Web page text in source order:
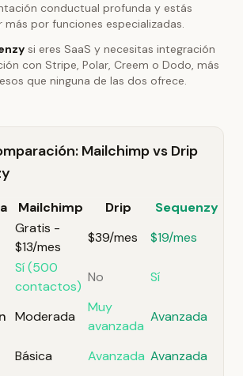
conductual profunda y estás
por funciones especializadas.
si eres SaaS y necesitas integración
con Stripe, Polar, Creem o Dodo, más
que ninguna de las dos ofrece.
Mailchimp vs Drip
Mailchimp Drip
Sequenzy
Gratis -
$13/mes
$39/mes $19/mes
Sí (500
contactos)
No Sí
Moderada
Muy
avanzada
Avanzada
Básica Avanzada Avanzada